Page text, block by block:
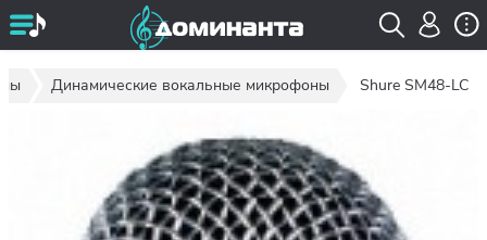
Динамические вокальные микрофоны Shure SM48-LC